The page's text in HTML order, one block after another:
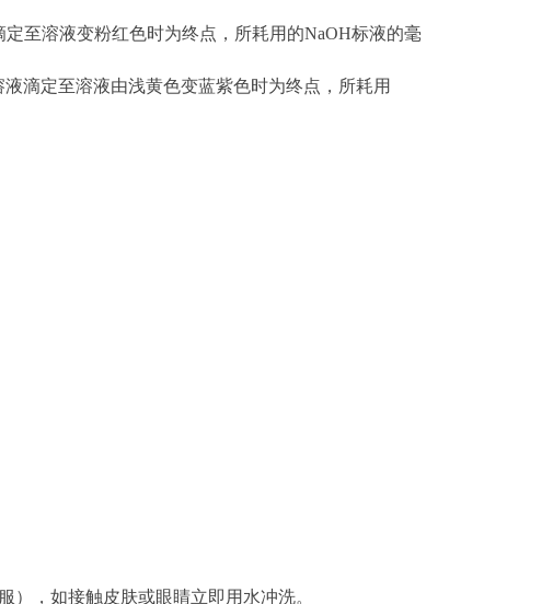
定至溶液变粉红色时为终点，所耗用的NaOH标液的毫
液滴定至溶液由浅黄色变蓝紫色时为终点，所耗用
，如接触皮肤或眼睛立即用水冲洗。